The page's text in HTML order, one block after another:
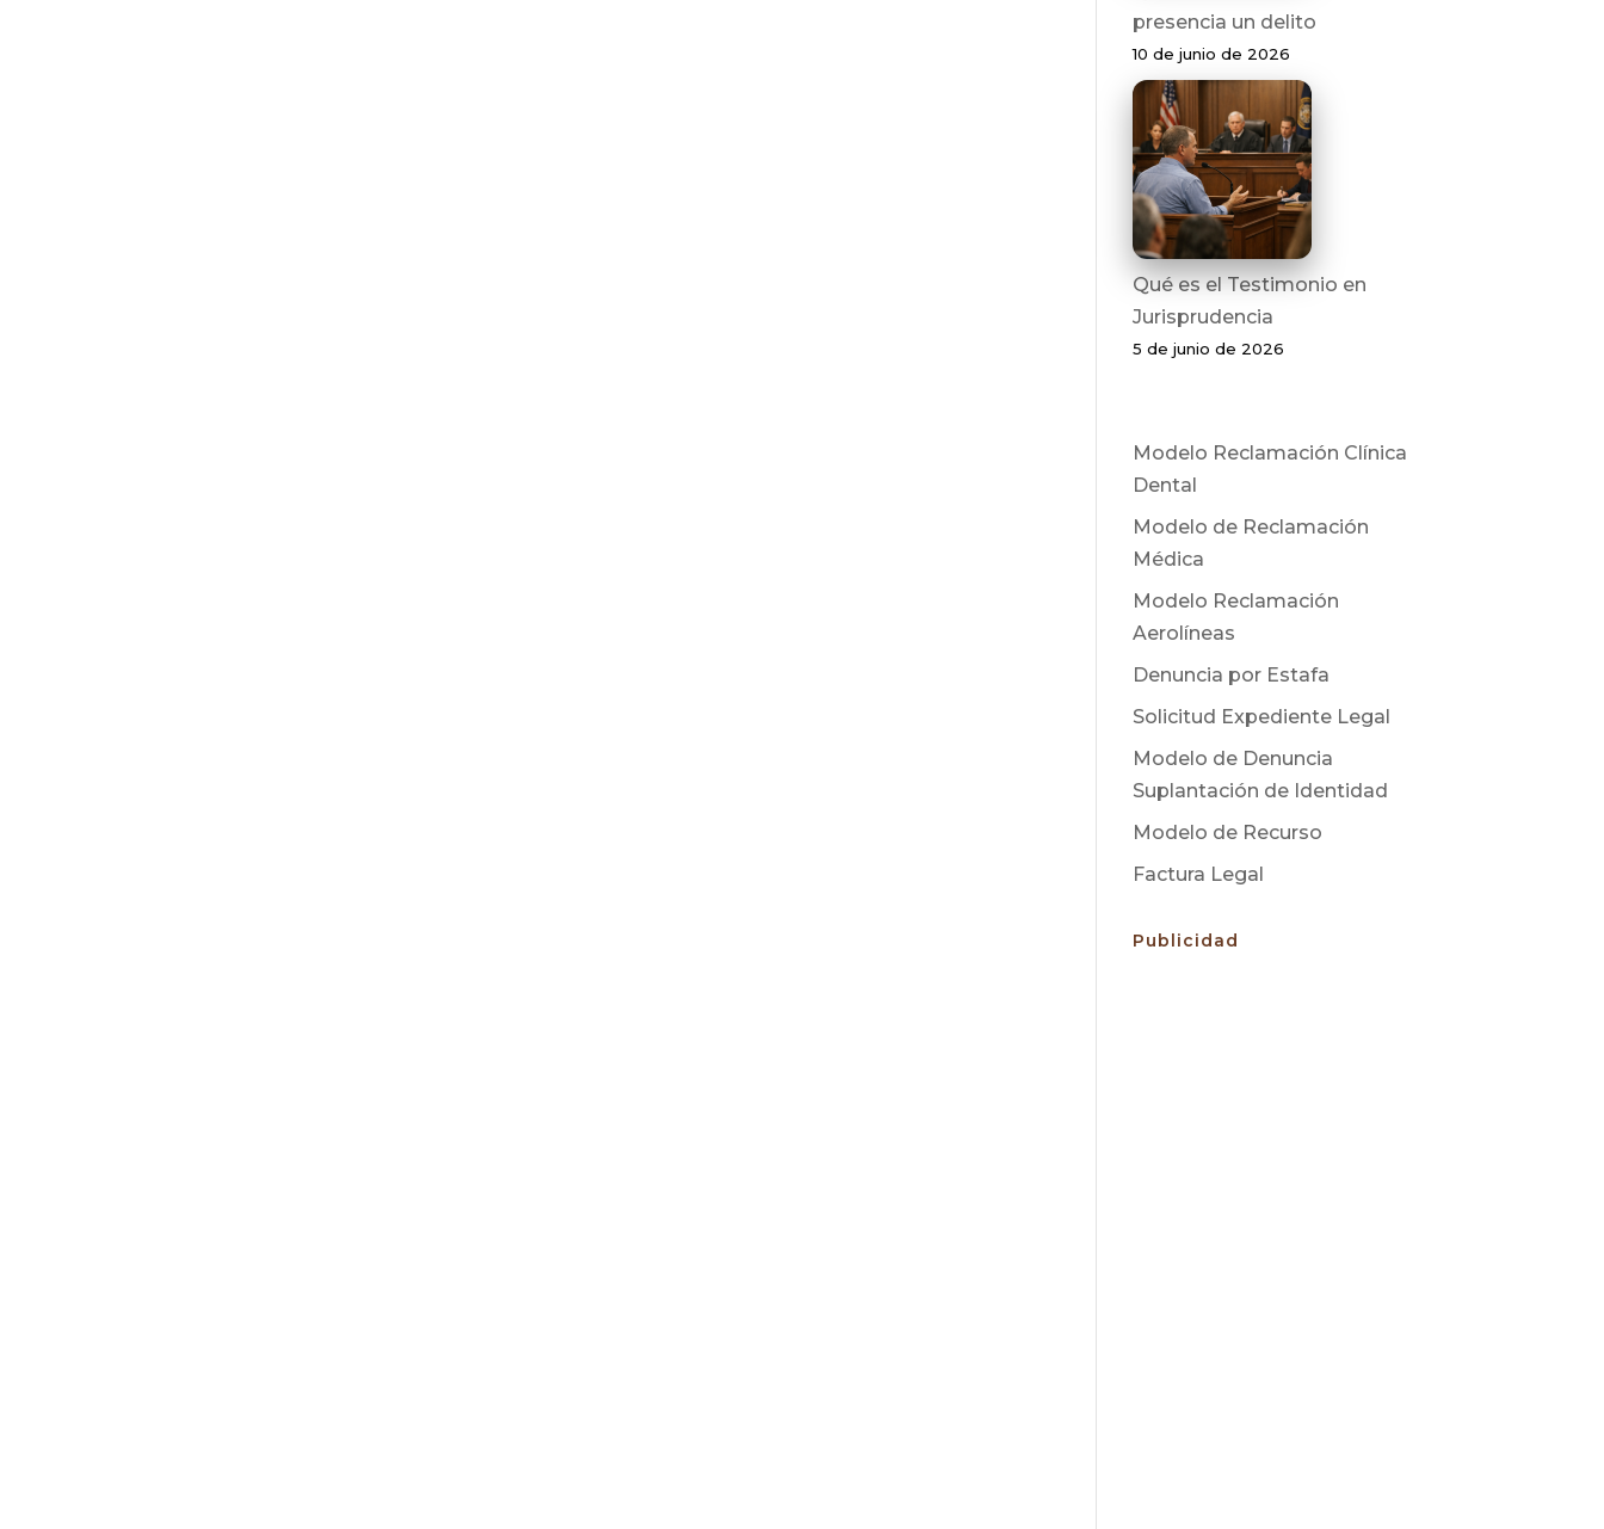
presencia un delito
10 de junio de 2026
Qué es el Testimonio en
Jurisprudencia
5 de junio de 2026
Modelo Reclamación Clínica
Dental
Modelo de Reclamación
Médica
Modelo Reclamación
Aerolíneas
Denuncia por Estafa
Solicitud Expediente Legal
Modelo de Denuncia
Suplantación de Identidad
Modelo de Recurso
Factura Legal
Publicidad